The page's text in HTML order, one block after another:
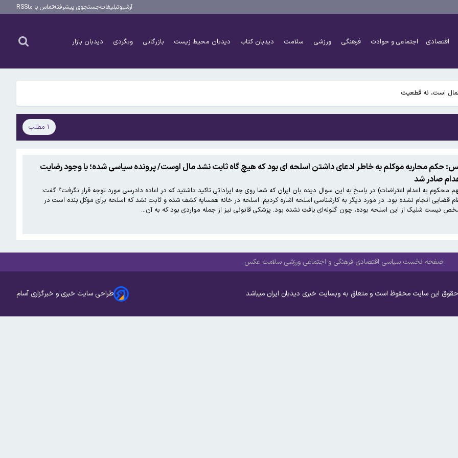
آرشیوتبلیغاتجستجوی پیشرفتهتماس با ماRSS
اقتصادی اجتماعی و حوادث فرهنگی ورزشی سلامت دیدبان کتاب دیدبان محیط زیست بازرگانی وبگردی دیدبان بازار
۱ مطلب
حکم محاربه موکلم به خاطر ادعای داشتن اسلحه ای بود که هیچ گاه ثابت نشد مال اوست/ پرونده سیاسی شده؛ با وجود رضایت
صادر شد
محکوم به اعدام اعتراضات) در پاسخ به این سوال دیده بان ایران که شما روی چه ایراداتی تاکید داشتید که در اعاده دادرسی مورد توجه قرار نگرفت؟ گفت:
مقام قضایی انجام نشده بود. در مورد دیگر به کارشناسی اسلحه اشاره کردیم. اسلحه در خانه همسایه کشف شده و ثابت نشد که اسلحه برای موکل بنده است در
نیست شلیک از این اسلحه بوده، چون گلوله‌ای یافت نشده بود. پزشکی قانونی نیز از جمله مواردی بود که به آن…
صفحه نخست سیاسی اقتصادی فرهنگی و اجتماعی ورزشی سلامت عکس
این سایت محفوظ است و متعلق به وبسایت خبری دیدبان ایران میباشد طراحی سایت خبری و خبرگزاری آسام